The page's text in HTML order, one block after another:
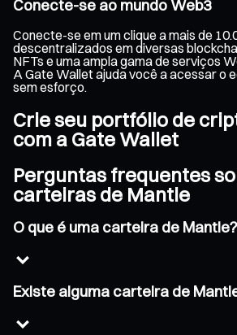
Conecte-se ao mundo Web3
Conecte-se em um clique a mais de
descentralizados em diversas
NFTs e uma ampla gama de serviços
A Gate Wallet ajuda você a acessar o
sem esforço.
Crie seu portfólio de
com a Gate Wallet
Perguntas frequentes
carteiras de Mantle
O que é uma carteira de Mantle?
Existe alguma carteira de